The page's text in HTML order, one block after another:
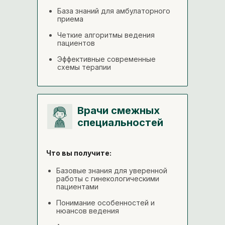
Врачи смежных
специальностей
Базовые знания для уверенной
работы с гинекологическими
пациентами
Понимание особенностей и
нюансов ведения
Что вы получите:
База знаний для амбулаторного
приема
Четкие алгоритмы ведения
пациентов
Эффективные современные
схемы терапии